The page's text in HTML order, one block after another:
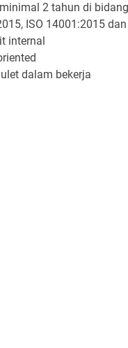
2 tahun di
ISO 14001:2015
internal
dalam bekerja